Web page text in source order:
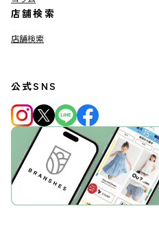
店舗検索
店舗検索
公式SNS